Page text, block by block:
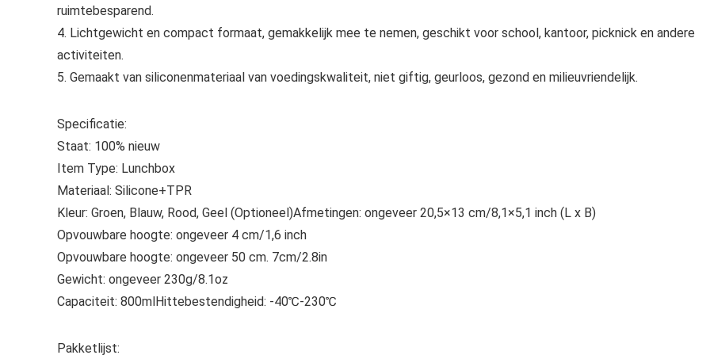
ruimtebesparend.
4. Lichtgewicht en compact formaat, gemakkelijk mee te nemen, geschikt voor school, kantoor, picknick en andere
activiteiten.
5. Gemaakt van siliconenmateriaal van voedingskwaliteit, niet giftig, geurloos, gezond en milieuvriendelijk.
Specificatie:
Staat: 100% nieuw
Item Type: Lunchbox
Materiaal: Silicone+TPR
Kleur: Groen, Blauw, Rood, Geel (Optioneel)Afmetingen: ongeveer 20,5×13 cm/8,1×5,1 inch (L x B)
Opvouwbare hoogte: ongeveer 4 cm/1,6 inch
Opvouwbare hoogte: ongeveer 50 cm. 7cm/2.8in
Gewicht: ongeveer 230g/8.1oz
Capaciteit: 800mlHittebestendigheid: -40℃-230℃
Pakketlijst: